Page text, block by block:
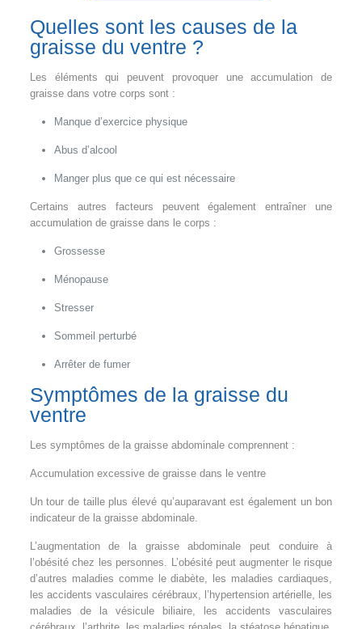
Quelles sont les causes de la
graisse du ventre ?
Les éléments qui peuvent provoquer une accumulation de
graisse dans votre corps sont :
Manque d’exercice physique
Abus d’alcool
Manger plus que ce qui est nécessaire
Certains autres facteurs peuvent également entraîner une
accumulation de graisse dans le corps :
Grossesse
Ménopause
Stresser
Sommeil perturbé
Arrêter de fumer
Symptômes de la graisse du
ventre
Les symptômes de la graisse abdominale comprennent :
Accumulation excessive de graisse dans le ventre
Un tour de taille plus élevé qu’auparavant est également un bon
indicateur de la graisse abdominale.
L’augmentation de la graisse abdominale peut conduire à
l’obésité chez les personnes. L’obésité peut augmenter le risque
d’autres maladies comme le diabète, les maladies cardiaques,
les accidents vasculaires cérébraux, l’hypertension artérielle, les
maladies de la vésicule biliaire, les accidents vasculaires